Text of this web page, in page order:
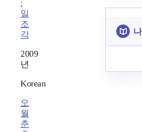
:
일
조
각
2009
년
Korean
오
월
춘